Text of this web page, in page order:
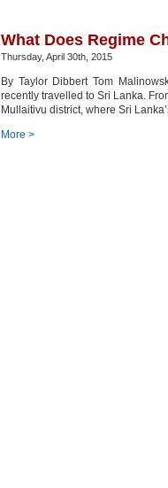
What Does Regime
Thursday, April 30th, 2015
By Taylor Dibbert Tom
recently travelled to Sri Lanka.
Mullaitivu district, where Sri
More >